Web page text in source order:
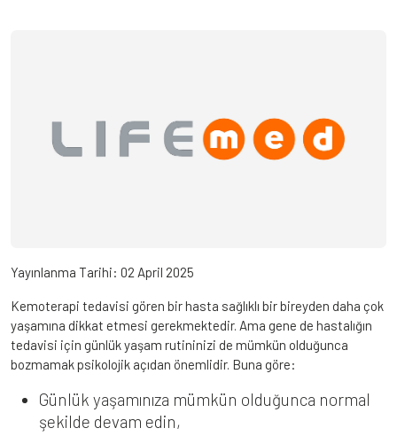
Yayınlanma Tarihi: 02 April 2025
Kemoterapi tedavisi gören bir hasta sağlıklı bir bireyden daha çok
yaşamına dikkat etmesi gerekmektedir. Ama gene de hastalığın
tedavisi için günlük yaşam rutininizi de mümkün olduğunca
bozmamak psikolojik açıdan önemlidir. Buna göre:
Günlük yaşamınıza mümkün olduğunca normal
şekilde devam edin,